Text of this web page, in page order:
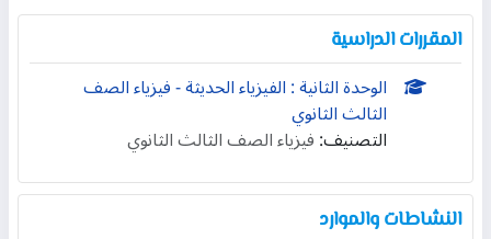
المقررات الدراسية
الوحدة الثانية : الفيزياء الحديثة - فيزياء الصف
الثالث الثانوي
التصنيف:فيزياء الصف الثالث الثانوي
النشاطات والموارد